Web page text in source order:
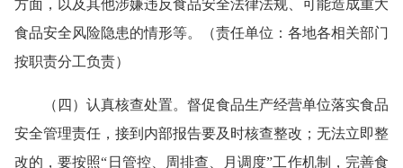
方面，以及其他涉嫌违反食品安全法律法规、可能造成重大
食品安全风险隐患的情形等。（责任单位：各地各相关部门
按职责分工负责）
（四）认真核查处置。督促食品生产经营单位落实食品
安全管理责任，接到内部报告要及时核查整改；无法立即整
改的，要按照“日管控、周排查、月调度”工作机制，完善食